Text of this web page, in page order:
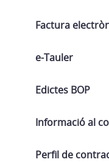
Factura
e-Tauler
Edictes BOP
Informació al
Perfil de